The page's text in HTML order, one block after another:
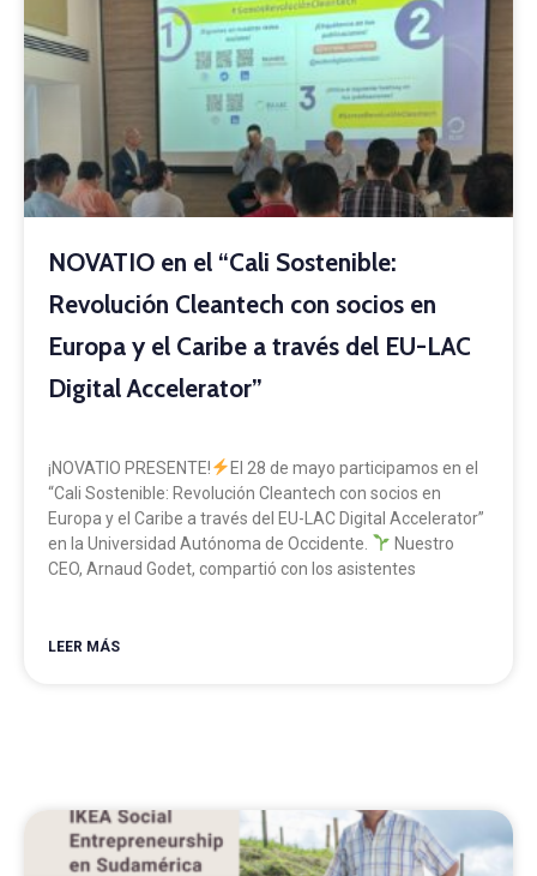
NOVATIO en el “Cali Sostenible:
Revolución Cleantech con socios en
Europa y el Caribe a través del EU-LAC
Digital Accelerator”
¡NOVATIO PRESENTE!
El 28 de mayo participamos en el
“Cali Sostenible: Revolución Cleantech con socios en
Europa y el Caribe a través del EU-LAC Digital Accelerator”
en la Universidad Autónoma de Occidente.
Nuestro
CEO, Arnaud Godet, compartió con los asistentes
LEER MÁS